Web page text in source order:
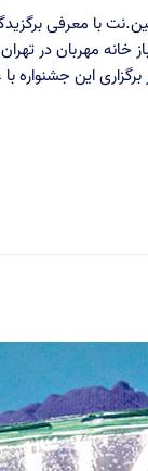
با معرفی
خانه مهربان در
این